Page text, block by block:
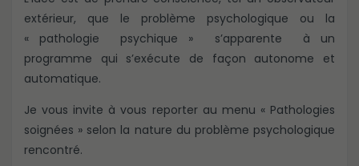
extérieur, que le problème psychologique ou la
« pathologie psychique » s’apparente à un
programme qui s’exécute de façon autonome et
automatique.
Je vous invite à vous reporter au menu « Pathologies
soignées » selon la nature du problème psychologique
rencontré.